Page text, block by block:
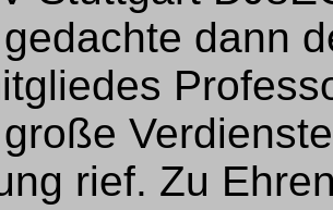
dann
rief. Zu